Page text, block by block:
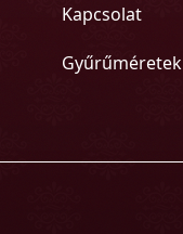
Kapcsolat
Gyűrűméretek